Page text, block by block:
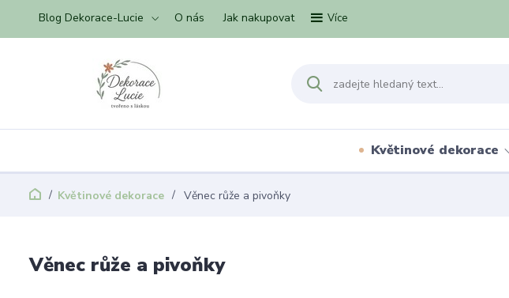
Blog Dekorace-Lucie O nás Jak nakupovat Více
Květinové dekorace
Květinové dekorace Věnec růže a pivoňky
Věnec růže a pivoňky